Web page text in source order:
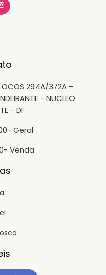
294A/372A -
- NUCLEO
- DF
- Geral
- Venda